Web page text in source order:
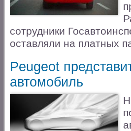
сотрудники
оставляли на платных
Peugeot
автомобиль